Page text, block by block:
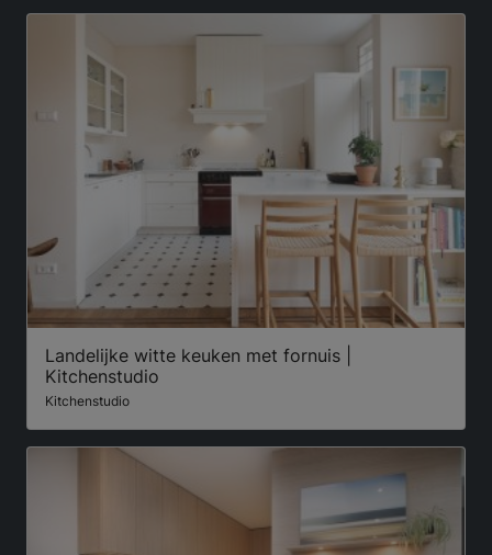
Landelijke witte keuken met fornuis |
Kitchenstudio
Kitchenstudio